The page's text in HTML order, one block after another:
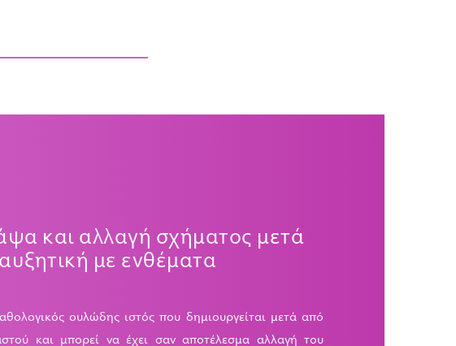
και αλλαγή σχήματος μετά
με ενθέματα
ουλώδης ιστός που δημιουργείται μετά από
και μπορεί να έχει σαν αποτέλεσμα αλλαγή του